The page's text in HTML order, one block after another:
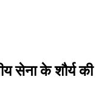
सेना के शौर्य की